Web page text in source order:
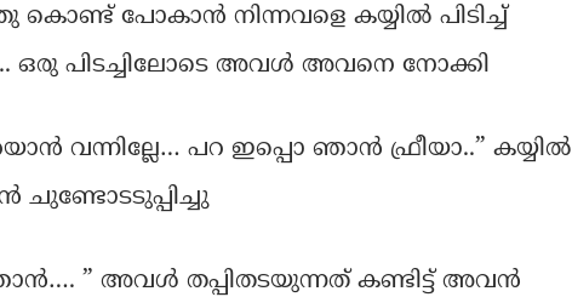
കൊണ്ട് പോകാൻ നിന്നവളെ കയ്യിൽ പിടിച്ച്
ഒരു പിടച്ചിലോടെ അവൾ അവനെ നോക്കി
വന്നില്ലേ… പറ ഇപ്പൊ ഞാൻ ഫ്രീയാ..” കയ്യിൽ
ചുണ്ടോടടുപ്പിച്ചു
” അവൾ തപ്പിതടയുന്നത് കണ്ടിട്ട് അവൻ